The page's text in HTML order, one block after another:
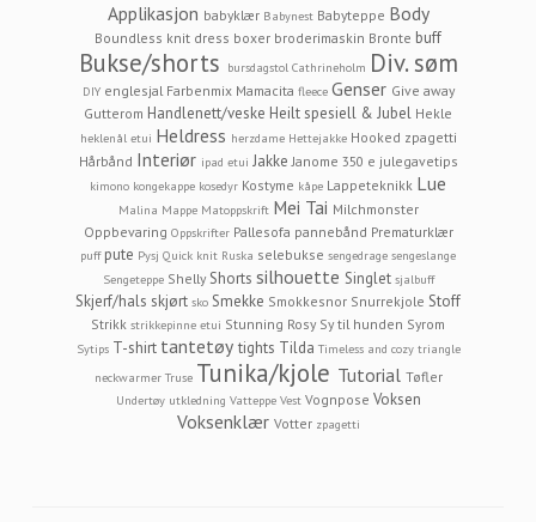
Applikasjon babyklær Babynest Babyteppe Body
Boundless knit dress boxer broderimaskin Bronte buff
Bukse/shorts bursdagstol Cathrineholm Div. søm
DIY englesjal Farbenmix Mamacita fleece Genser Give away
Gutterom Handlenett/veske Heilt spesiell & Jubel Hekle
heklenål etui Heldress herzdame Hettejakke Hooked zpagetti
Hårbånd Interiør ipad etui Jakke Janome 350 e julegavetips
kimono kongekappe kosedyr Kostyme kåpe Lappeteknikk Lue
Malina Mappe Matoppskrift Mei Tai Milchmonster
Oppbevaring Oppskrifter Pallesofa pannebånd Prematurklær
puff pute Pysj Quick knit Ruska selebukse sengedrage sengeslange
Sengeteppe Shelly Shorts silhouette Singlet sjalbuff
Skjerf/hals skjørt sko Smekke Smokkesnor Snurrekjole Stoff
Strikk strikkepinne etui Stunning Rosy Sy til hunden Syrom
Sytips T-shirt tantetøy tights Tilda Timeless and cozy triangle
neckwarmer Truse Tunika/kjole Tutorial Tøfler
Undertøy utkledning Vatteppe Vest Vognpose Voksen
Voksenklær Votter zpagetti